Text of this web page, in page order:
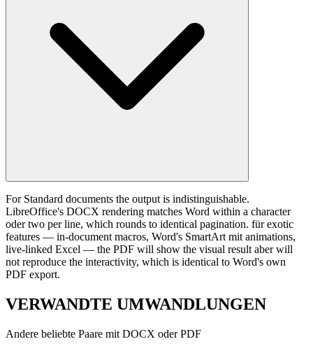
For Standard documents the output is indistinguishable.
LibreOffice's DOCX rendering matches Word within a character
oder two per line, which rounds to identical pagination. für exotic
features — in-document macros, Word's SmartArt mit animations,
live-linked Excel — the PDF will show the visual result aber will
not reproduce the interactivity, which is identical to Word's own
PDF export.
VERWANDTE UMWANDLUNGEN
Andere beliebte Paare mit DOCX oder PDF